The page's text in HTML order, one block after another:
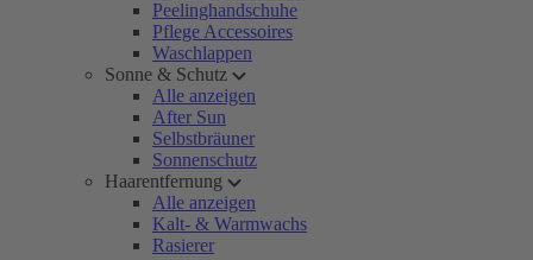
Peelinghandschuhe
Pflege Accessoires
Waschlappen
Sonne & Schutz
Alle anzeigen
After Sun
Selbstbräuner
Sonnenschutz
Haarentfernung
Alle anzeigen
Kalt- & Warmwachs
Rasierer